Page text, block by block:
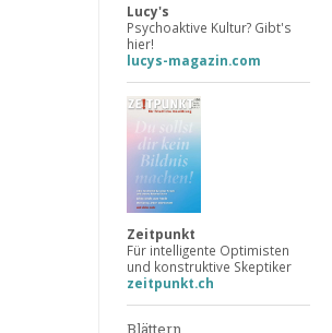
Lucy's
Psychoaktive Kultur? Gibt's
hier!
lucys-magazin.com
Zeitpunkt
Für intelligente Optimisten
und konstruktive Skeptiker
zeitpunkt.ch
Blättern